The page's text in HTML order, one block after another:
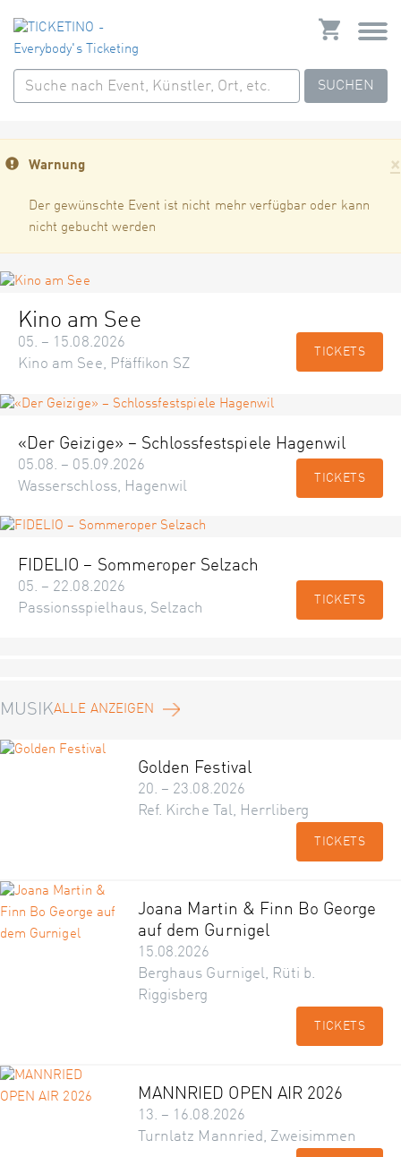
SUCHEN
×
Warnung
Der gewünschte Event ist nicht mehr verfügbar oder kann
nicht gebucht werden
Kino am See
05. – 15.08.2026
Kino am See, Pfäffikon SZ
TICKETS
«Der Geizige» – Schlossfestspiele Hagenwil
05.08. – 05.09.2026
Wasserschloss, Hagenwil
TICKETS
FIDELIO – Sommeroper Selzach
05. – 22.08.2026
Passionsspielhaus, Selzach
TICKETS
MUSIKALLE ANZEIGEN
Golden Festival
20. – 23.08.2026
Ref. Kirche Tal, Herrliberg
TICKETS
Joana Martin & Finn Bo George
auf dem Gurnigel
15.08.2026
Berghaus Gurnigel, Rüti b.
Riggisberg
TICKETS
MANNRIED OPEN AIR 2026
13. – 16.08.2026
Turnlatz Mannried, Zweisimmen